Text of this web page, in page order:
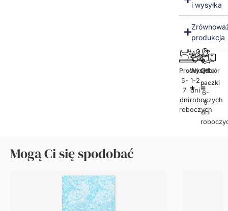
i wysyłka
produkcja
Produkcja
5-
7
dni
roboczych
Wysyłka
1-2
dni
roboczych
Odbiór
paczki
6-
9
dni
Mogą Ci się spodobać